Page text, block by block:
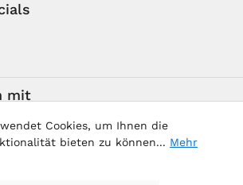
mit
Cookies, um Ihnen die
bieten zu können... Mehr